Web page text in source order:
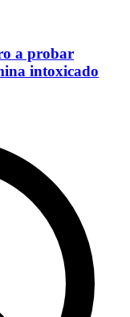
a probar
intoxicado